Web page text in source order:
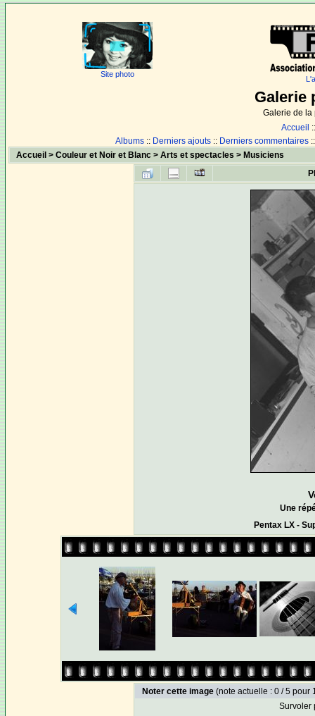
Site photo
Galerie
Galerie de la
Accueil
Albums :: Derniers ajouts :: Derniers commentaires
Accueil >Couleur et Noir et Blanc >Arts et spectacles > Musiciens
Une
Pentax LX -
Noter cette image (note actuelle : 0 / 5 pour
Survoler